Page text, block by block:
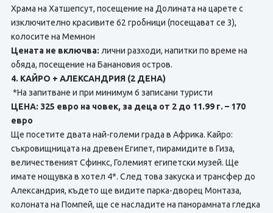
Храма на Хатшепсут, посещение на Долината на царете с
изключително красивите 62 гробници (посещават се 3),
колосите на Мемнон
Цената не включва: лични разходи, напитки по време на
обяда, посещение на Банановия остров.
4. КАЙРО + АЛЕКСАНДРИЯ (2 ДЕНА)
*На запитване и при минимум 6 записани туристи
ЦЕНА: 325 евро на човек, за деца от 2 до 11.99 г. – 170
евро
Ще посетите двата най-големи града в Африка. Кайро:
съкровищницата на древен Египет, пирамидите в Гиза,
величественият Сфинкс, Големият египетски музей. Ще
имате нощувка в хотел 4*. След това закуска и трансфер до
Александрия, където ще видите парка-дворец Монтаза,
колоната на Помпей, ще се насладите на панорамната гледка